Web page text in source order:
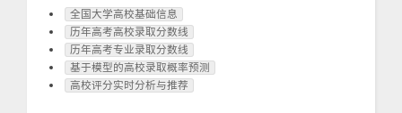
全国大学高校基础信息
历年高考高校录取分数线
历年高考专业录取分数线
基于模型的高校录取概率预测
高校评分实时分析与推荐